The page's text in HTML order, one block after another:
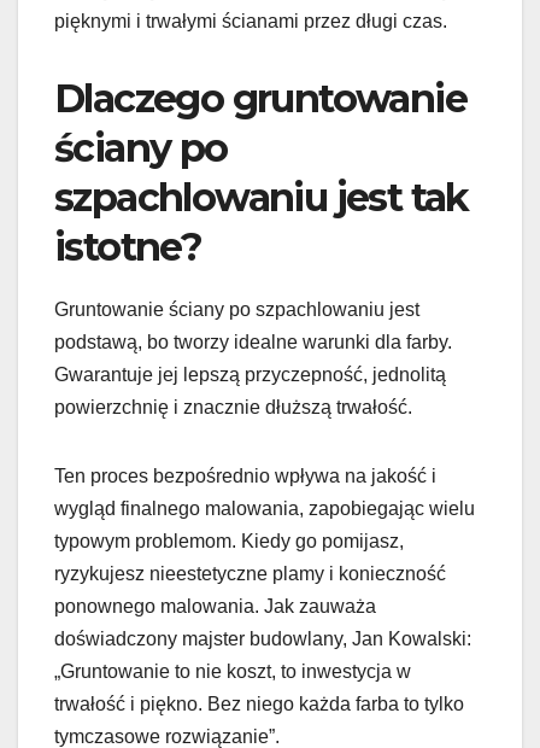
pięknymi i trwałymi ścianami przez długi czas.
Dlaczego gruntowanie
ściany po
szpachlowaniu jest tak
istotne?
Gruntowanie ściany po szpachlowaniu jest
podstawą, bo tworzy idealne warunki dla farby.
Gwarantuje jej lepszą przyczepność, jednolitą
powierzchnię i znacznie dłuższą trwałość.
Ten proces bezpośrednio wpływa na jakość i
wygląd finalnego malowania, zapobiegając wielu
typowym problemom. Kiedy go pomijasz,
ryzykujesz nieestetyczne plamy i konieczność
ponownego malowania. Jak zauważa
doświadczony majster budowlany, Jan Kowalski:
„Gruntowanie to nie koszt, to inwestycja w
trwałość i piękno. Bez niego każda farba to tylko
tymczasowe rozwiązanie”.